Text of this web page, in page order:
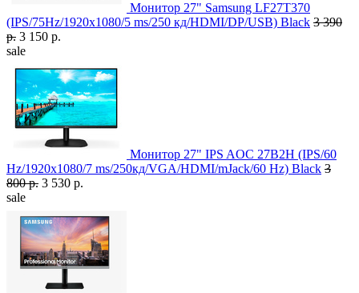
Монитор 27" Samsung LF27T370
(IPS/75Hz/1920x1080/5 ms/250 кд/HDMI/DP/USB) Black 3 390
р. 3 150 р.
sale
Монитор 27" IPS AOC 27B2H (IPS/60
Hz/1920x1080/7 ms/250кд/VGA/HDMI/mJack/60 Hz) Black 3
800 р. 3 530 р.
sale